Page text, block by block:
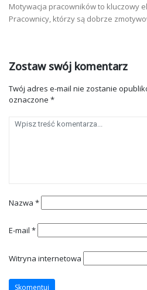
Motywacja pracowników to kluczowy
Pracownicy, którzy są dobrze
Zostaw swój komentarz
Twój adres e-mail nie zostanie
oznaczone *
Nazwa *
E-mail *
Witryna internetowa